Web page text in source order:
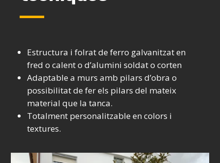
Estructura i folrat de ferro galvanitzat en
fred o calent o d’alumini soldat o corten
Adaptable a murs amb pilars d’obra o
possibilitat de fer els pilars del mateix
material que la tanca.
Totalment personalitzable en colors i
textures.